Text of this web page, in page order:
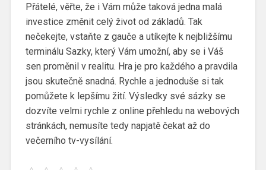
Přátelé, věřte, že i Vám může taková jedna malá
investice změnit celý život od základů. Tak
nečekejte, vstaňte z gauče a utíkejte k nejbližšímu
terminálu Sazky, který Vám umožní, aby se i Váš
sen proměnil v realitu. Hra je pro každého a pravdila
jsou skutečně snadná. Rychle a jednoduše si tak
pomůžete k lepšímu žití. Výsledky své sázky se
dozvíte velmi rychle z online přehledu na webových
stránkách, nemusíte tedy napjatě čekat až do
večerního tv-vysílání.